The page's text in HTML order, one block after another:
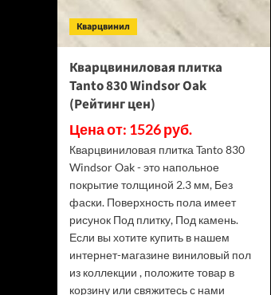
Кварцвинил
Кварцвиниловая плитка
Tanto 830 Windsor Oak
(Рейтинг цен)
Цена от: 1526 руб.
Кварцвиниловая плитка Tanto 830
Windsor Oak - это напольное
покрытие толщиной 2.3 мм, Без
фаски. Поверхность пола имеет
рисунок Под плитку, Под камень.
Если вы хотите купить в нашем
интернет-магазине виниловый пол
из коллекции , положите товар в
корзину или свяжитесь с нами